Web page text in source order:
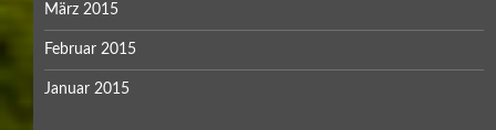
März 2015
Februar 2015
Januar 2015